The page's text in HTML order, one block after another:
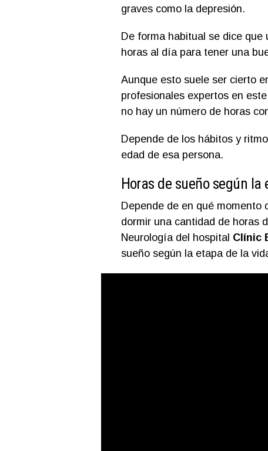
graves como la depresión.
De forma habitual se dice que
horas al día para tener una
Aunque esto suele ser cierto
profesionales expertos en
no hay un número de horas
Depende de los hábitos y
edad de esa persona.
Horas de sueño según
Depende de en qué momento
dormir una cantidad de horas
Neurología del hospital Clínic
sueño según la etapa de la